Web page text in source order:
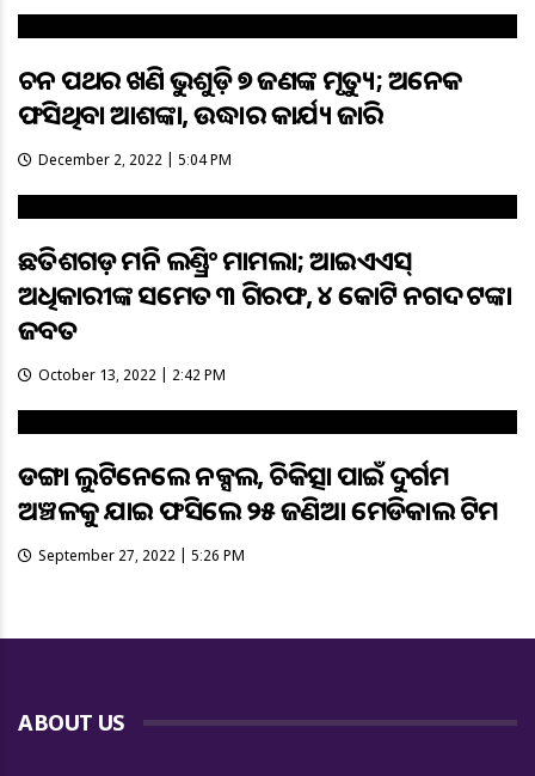
ଚୂନ ପଥର ଖଣି ଭୁଶୁଡ଼ି ୭ ଜଣଙ୍କ ମୃତ୍ୟୁ; ଅନେକ
ଫସିଥିବା ଆଶଙ୍କା, ଉଦ୍ଧାର କାର୍ଯ୍ୟ ଜାରି
December 2, 2022 | 5:04 PM
ଛତିଶଗଡ଼ ମନି ଲଣ୍ଡ୍ରିଂ ମାମଲା; ଆଇଏଏସ୍‌
ଅଧିକାରୀଙ୍କ ସମେତ ୩ ଗିରଫ, ୪ କୋଟି ନଗଦ ଟଙ୍କା
ଜବତ
October 13, 2022 | 2:42 PM
ଡଙ୍ଗା ଲୁଟିନେଲେ ନକ୍ସଲ, ଚିକିତ୍ସା ପାଇଁ ଦୁର୍ଗମ
ଅଞ୍ଚଳକୁ ଯାଇ ଫସିଲେ ୨୫ ଜଣିଆ ମେଡିକାଲ ଟିମ
September 27, 2022 | 5:26 PM
ABOUT US